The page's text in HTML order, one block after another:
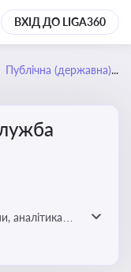
ВХІД ДО LIGA360
Публічна (державна) служба
аналітика
ризиків